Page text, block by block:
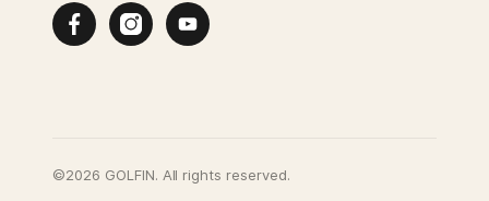
©2026 GOLFIN. All rights reserved.